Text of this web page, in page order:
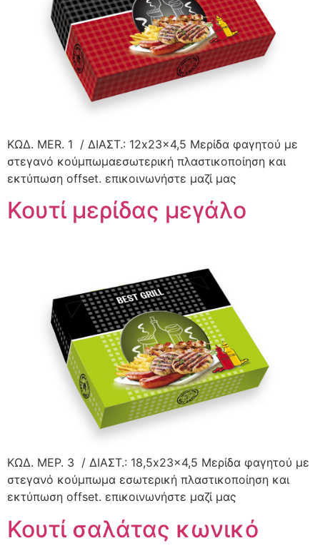
ΚΩΔ. MER. 1 / ΔΙΑΣΤ.: 12x23x4,5 Μερίδα φαγητού με
στεγανό κούμπωμαεσωτερική πλαστικοποίηση και
εκτύπωση offset. επικοινωνήστε μαζί μας
Κουτί μερίδας μεγάλο
ΚΩΔ. ΜΕΡ. 3 / ΔΙΑΣΤ.: 18,5x23x4,5 Μερίδα φαγητού με
στεγανό κούμπωμα εσωτερική πλαστικοποίηση και
εκτύπωση offset. επικοινωνήστε μαζί μας
Κουτί σαλάτας κωνικό